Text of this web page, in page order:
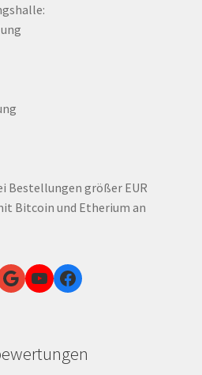
Bestellungen größer EUR
Bitcoin und Etherium an
Google Link zum FunShop WienYouTubeFacebook